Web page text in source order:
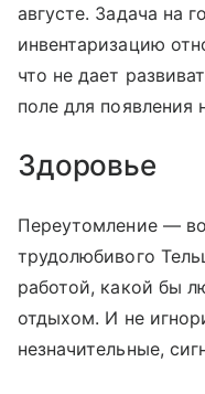
августе. Задача на
инвентаризацию
что не дает
поле для появления
Здоровье
Переутомление —
трудолюбивого
работой, какой бы
отдыхом. И не
незначительные,